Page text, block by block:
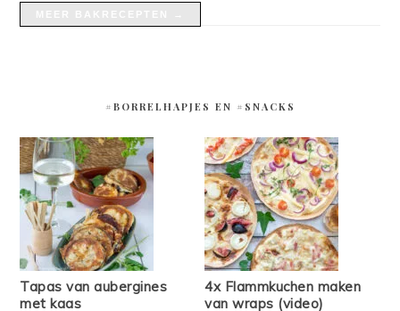
#BORRELHAPJES EN #SNACKS
Tapas van aubergines
met kaas
4x Flammkuchen maken
van wraps (video)